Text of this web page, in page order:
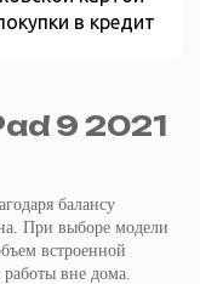
в кредит
9 2021
балансу
При выборе модели
встроенной
вне дома.